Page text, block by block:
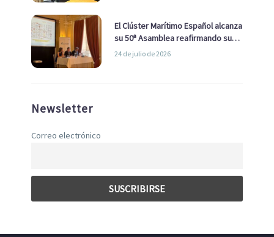
El Clúster Marítimo Español alcanza
su 50ª Asamblea reafirmando su
liderazgo en la Economía Azul
24 de julio de 2026
Newsletter
Correo electrónico